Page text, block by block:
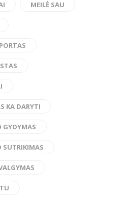
MEILĖ SAU
KA DARYTI
GYDYMAS
SUTRIKIMAS